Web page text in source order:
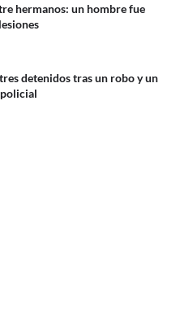
hermanos: un hombre fue
detenidos tras un robo y un